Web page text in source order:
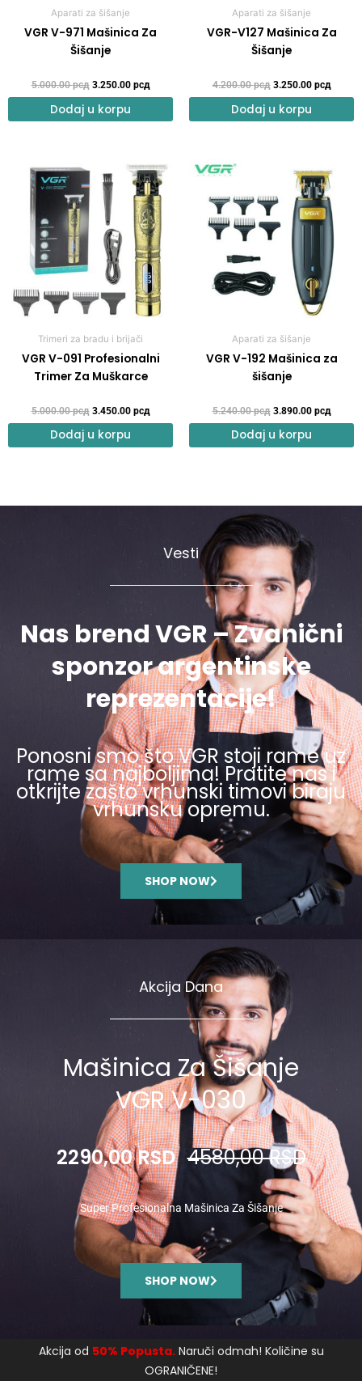
Aparati za šišanje
VGR V-971 Mašinica Za
Šišanje
5.000.00рсд 3.250.00 рсд
Dodaj u korpu
Aparati za šišanje
VGR-V127 Mašinica Za
Šišanje
4.200.00рсд 3.250.00 рсд
Dodaj u korpu
Trimeri za bradu i brijači
VGR V-091 Profesionalni
Trimer Za Muškarce
5.000.00рсд
price
was:
5.000.00 рсд.
3.450.00 рсд
Current
price
is:
3.450.00 рсд.
Dodaj u korpu
Aparati za šišanje
VGR V-192 Mašinica za
šišanje
5.240.00рсд
5.240.00 рсд.
3.890.00 рсд
is:
Dodaj u korpu
Vesti
Nas brend VGR – Zvanični
sponzor argentinske
reprezentacije!
Ponosni smo što VGR stoji rame uz
rame sa najboljima! Pratite nas i
otkrijte zašto vrhunski timovi biraju
vrhunsku opremu.
SHOP NOW
Akcija Dana
Mašinica Za Šišanje
VGR V-030
2290,00 RSD 4580,00 RSD
Super Profesionalna Mašinica Za Šišanje
SHOP NOW
Akcija od 50% Popusta.Naruči odmah! Količine su
OGRANIČENE!